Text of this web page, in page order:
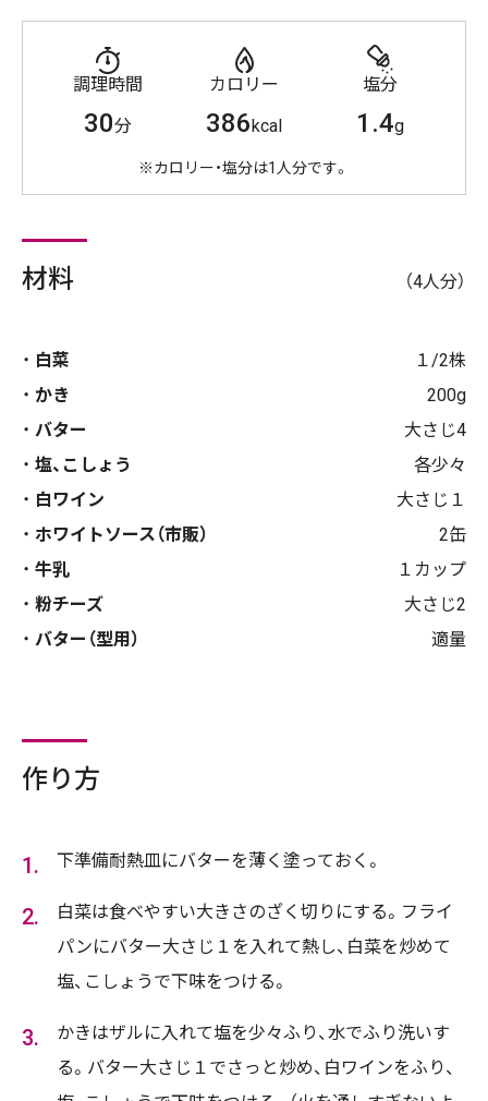
調理時間
30分
カロリー
386kcal
塩分
1.4g
※カロリー・塩分は1人分です。
材料 （4人分）
白菜
１/2株
かき
200g
バター
大さじ4
塩、こしょう
各少々
白ワイン
大さじ１
ホワイトソース（市販）
2缶
牛乳
１カップ
粉チーズ
大さじ2
バター（型用）
適量
作り方
下準備耐熱皿にバターを薄く塗っておく。
白菜は食べやすい大きさのざく切りにする。フライ
パンにバター大さじ１を入れて熱し、白菜を炒めて
塩、こしょうで下味をつける。
かきはザルに入れて塩を少々ふり、水でふり洗いす
る。バター大さじ１でさっと炒め、白ワインをふり、